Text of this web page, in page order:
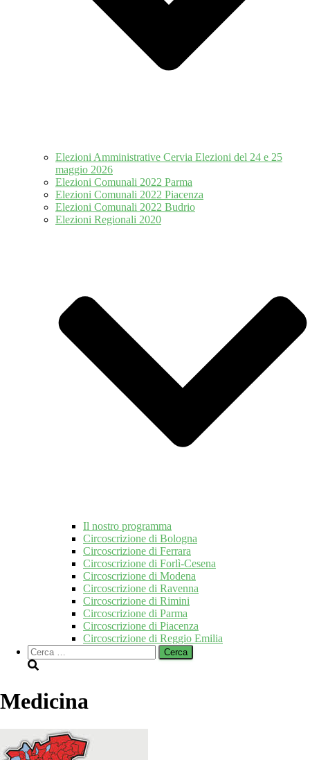
Elezioni Amministrative Cervia Elezioni del 24 e 25
maggio 2026
Elezioni Comunali 2022 Parma
Elezioni Comunali 2022 Piacenza
Elezioni Comunali 2022 Budrio
Elezioni Regionali 2020
Il nostro programma
Circoscrizione di Bologna
Circoscrizione di Ferrara
Circoscrizione di Forlì-Cesena
Circoscrizione di Modena
Circoscrizione di Ravenna
Circoscrizione di Rimini
Circoscrizione di Parma
Circoscrizione di Piacenza
Circoscrizione di Reggio Emilia
Ricerca
per:
Medicina